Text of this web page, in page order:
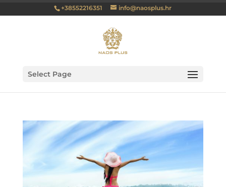
+38552216351 info@naosplus.hr
Select Page